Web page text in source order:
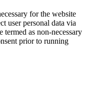
for the website
user personal data via
termed as non-necessary
prior to running